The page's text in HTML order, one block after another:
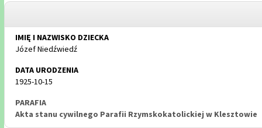
Józef Niedźwiedź
1925-10-15
Akta stanu cywilnego Parafii Rzymskokatolickiej w Klesztowie